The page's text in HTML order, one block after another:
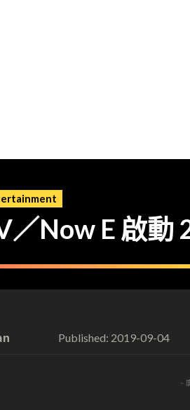
／Now E 啟動
Published: 2019-09-04
-